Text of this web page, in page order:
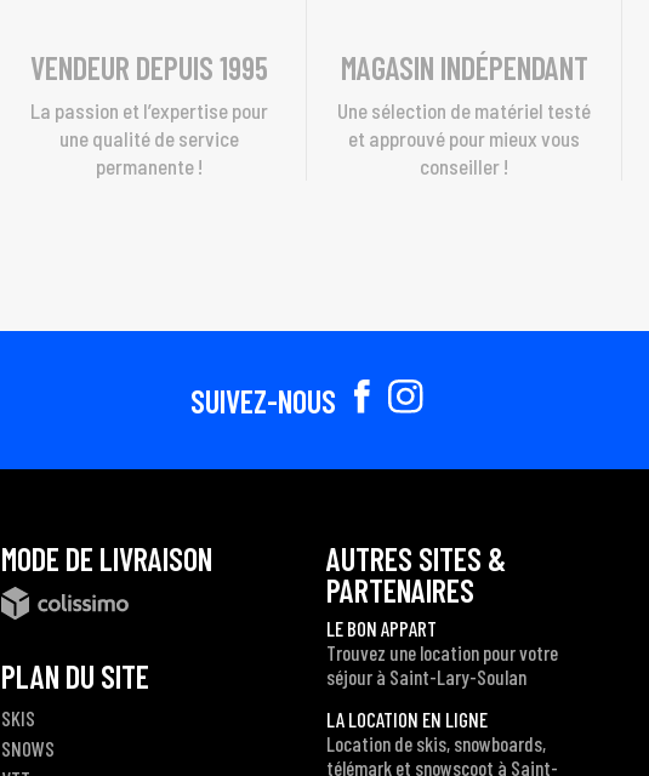
VENDEUR DEPUIS 1995
La passion et l’expertise pour
une qualité de service
permanente !
MAGASIN INDÉPENDANT
Une sélection de matériel testé
et approuvé pour mieux vous
conseiller !
SUIVEZ-NOUS
MODE DE LIVRAISON
PLAN DU SITE
SKIS
SNOWS
AUTRES SITES &
PARTENAIRES
LE BON APPART
Trouvez une location pour votre
séjour à Saint-Lary-Soulan
LA LOCATION EN LIGNE
Location de skis, snowboards,
télémark et snowscoot à Saint-